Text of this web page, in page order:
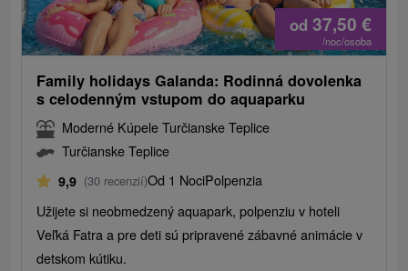
od 37,50 €
/noc/osoba
Family holidays Galanda: Rodinná dovolenka
s celodenným vstupom do aquaparku
Moderné Kúpele Turčianske Teplice
Turčianske Teplice
9,9 (30 recenzií)Od 1 NociPolpenzia
Užijete si neobmedzený aquapark, polpenziu v hoteli
Veľká Fatra a pre deti sú pripravené zábavné animácie v
detskom kútiku.